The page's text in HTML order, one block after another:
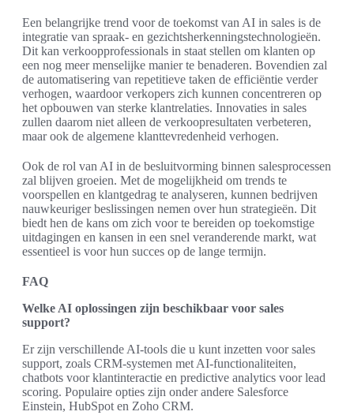
Een belangrijke trend voor de toekomst van AI in sales is de
integratie van spraak- en gezichtsherkenningstechnologieën.
Dit kan verkoopprofessionals in staat stellen om klanten op
een nog meer menselijke manier te benaderen. Bovendien zal
de automatisering van repetitieve taken de efficiëntie verder
verhogen, waardoor verkopers zich kunnen concentreren op
het opbouwen van sterke klantrelaties. Innovaties in sales
zullen daarom niet alleen de verkoopresultaten verbeteren,
maar ook de algemene klanttevredenheid verhogen.
Ook de rol van AI in de besluitvorming binnen salesprocessen
zal blijven groeien. Met de mogelijkheid om trends te
voorspellen en klantgedrag te analyseren, kunnen bedrijven
nauwkeuriger beslissingen nemen over hun strategieën. Dit
biedt hen de kans om zich voor te bereiden op toekomstige
uitdagingen en kansen in een snel veranderende markt, wat
essentieel is voor hun succes op de lange termijn.
FAQ
Welke AI oplossingen zijn beschikbaar voor sales
support?
Er zijn verschillende AI-tools die u kunt inzetten voor sales
support, zoals CRM-systemen met AI-functionaliteiten,
chatbots voor klantinteractie en predictive analytics voor lead
scoring. Populaire opties zijn onder andere Salesforce
Einstein, HubSpot en Zoho CRM.